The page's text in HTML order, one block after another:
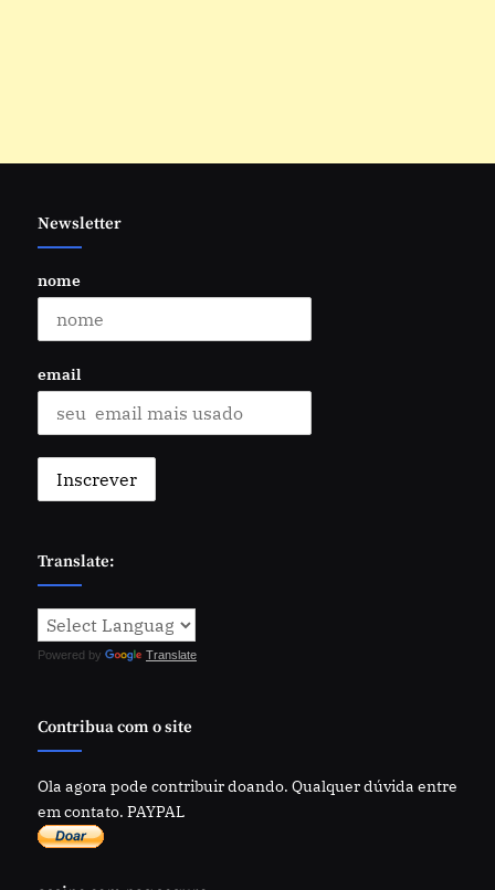
Newsletter
nome
email
Translate:
Powered by Translate
Contribua com o site
Ola agora pode contribuir doando. Qualquer dúvida entre
em contato. PAYPAL